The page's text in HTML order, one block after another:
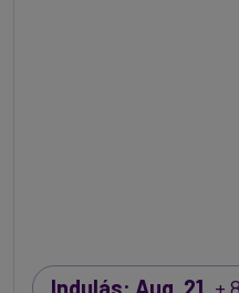
Indulás: Aug. 21. +